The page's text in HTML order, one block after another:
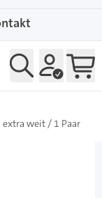
extra weit / 1 Paar